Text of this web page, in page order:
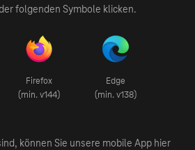
folgenden Symbole klicken.
Firefox
(min. v144)
Edge
(min. v138)
können Sie unsere mobile App hier